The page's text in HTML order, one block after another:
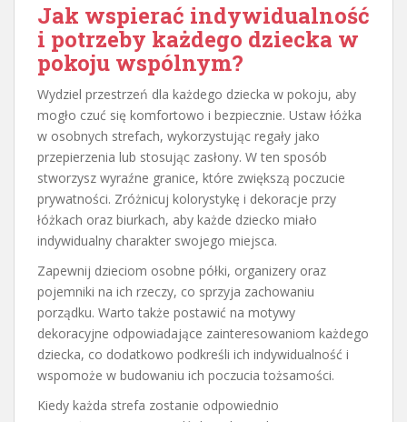
Jak wspierać indywidualność
i potrzeby każdego dziecka w
pokoju wspólnym?
Wydziel przestrzeń dla każdego dziecka w pokoju, aby
mogło czuć się komfortowo i bezpiecznie. Ustaw łóżka
w osobnych strefach, wykorzystując regały jako
przepierzenia lub stosując zasłony. W ten sposób
stworzysz wyraźne granice, które zwiększą poczucie
prywatności. Zróżnicuj kolorystykę i dekoracje przy
łóżkach oraz biurkach, aby każde dziecko miało
indywidualny charakter swojego miejsca.
Zapewnij dzieciom osobne półki, organizery oraz
pojemniki na ich rzeczy, co sprzyja zachowaniu
porządku. Warto także postawić na motywy
dekoracyjne odpowiadające zainteresowaniom każdego
dziecka, co dodatkowo podkreśli ich indywidualność i
wspomoże w budowaniu ich poczucia tożsamości.
Kiedy każda strefa zostanie odpowiednio